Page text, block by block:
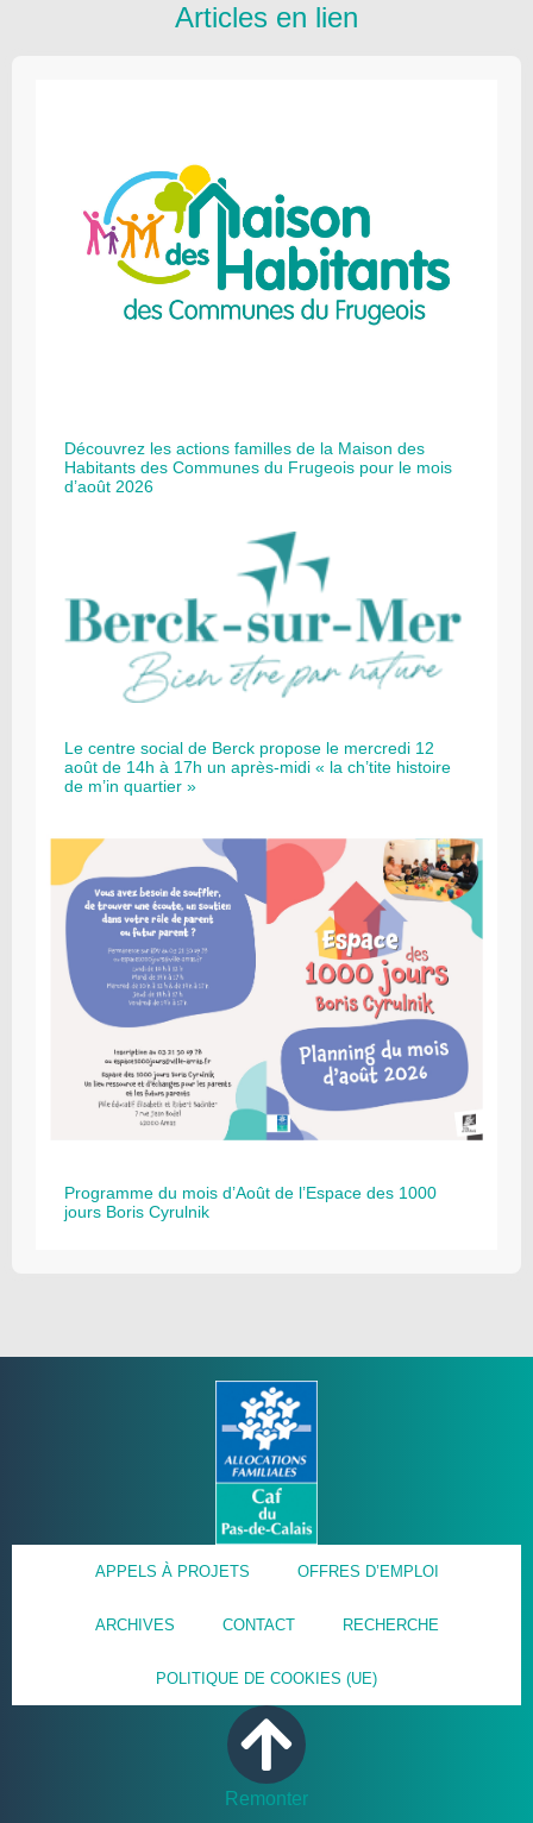
Articles en lien
Découvrez les actions familles de la Maison des
Habitants des Communes du Frugeois pour le mois
d’août 2026
Le centre social de Berck propose le mercredi 12
août de 14h à 17h un après-midi « la ch’tite histoire
de m’in quartier »
Programme du mois d’Août de l’Espace des 1000
jours Boris Cyrulnik
APPELS À PROJETS OFFRES D’EMPLOI
ARCHIVES CONTACT RECHERCHE
POLITIQUE DE COOKIES (UE)
Remonter